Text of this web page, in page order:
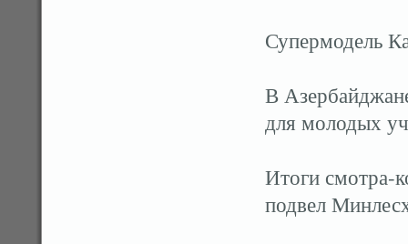
Супермодель
В
для молодых
Итоги смотра-
подвел